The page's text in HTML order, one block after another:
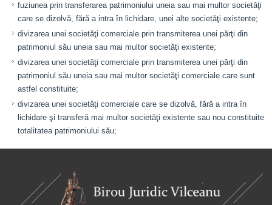
fuziunea prin transferarea patrimoniului uneia sau mai multor societăţi
care se dizolvă, fără a intra în lichidare, unei alte societăţi existente;
divizarea unei societăţi comerciale prin transmiterea unei părţi din
patrimoniul său uneia sau mai multor societăţi existente;
divizarea unei societăţi comerciale prin transmiterea unei părţi din
patrimoniul său uneia sau mai multor societăţi comerciale care sunt
astfel constituite;
divizarea unei societăţi comerciale care se dizolvă, fără a intra în
lichidare şi transferă mai multor societăţi existente sau nou constituite
totalitatea patrimoniului său;